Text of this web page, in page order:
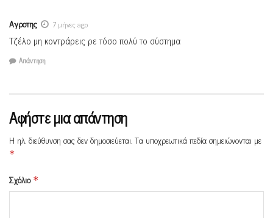
Αγροτης 7 μήνες ago
Τζέλο μη κοντράρεις ρε τόσο πολύ το σύστημα
Απάντηση
Αφήστε μια απάντηση
Η ηλ. διεύθυνση σας δεν δημοσιεύεται.Τα υποχρεωτικά πεδία σημειώνονται με
*
Σχόλιο *